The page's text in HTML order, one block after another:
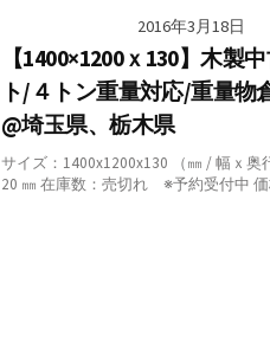
2016年3月18日
【1400×1200ｘ130】木製
ト/４トン重量対応/重量物
@埼玉県、栃木県
サイズ：1400x1200x130 （㎜ / 幅ｘ奥
20 ㎜ 在庫数：売切れ ※予約受付中 価